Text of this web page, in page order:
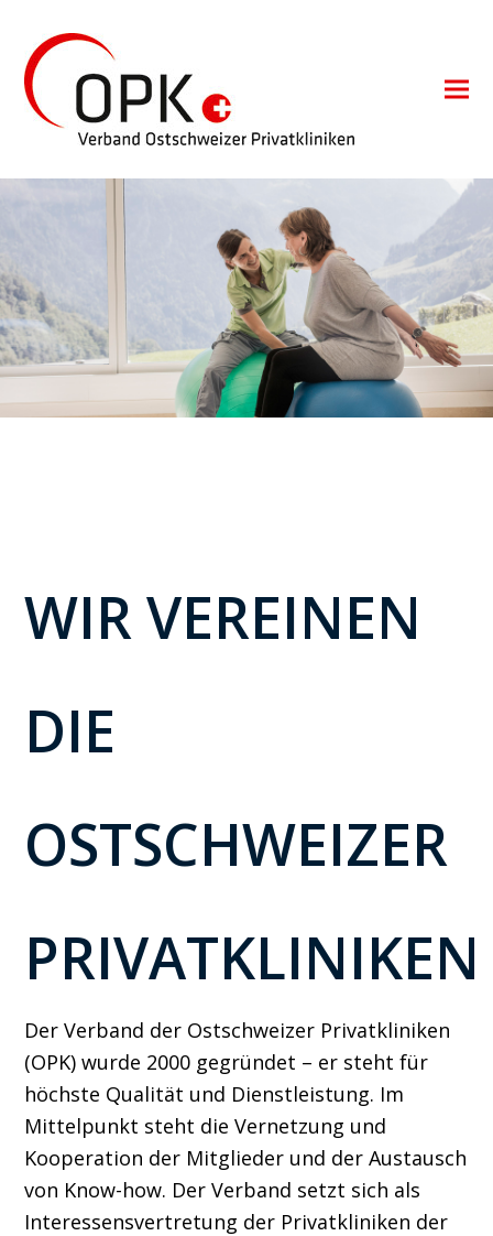
WIR VEREINEN
DIE
OSTSCHWEIZER
PRIVATKLINIKEN
Der Verband der Ostschweizer Privatkliniken
(OPK) wurde 2000 gegründet – er steht für
höchste Qualität und Dienstleistung. Im
Mittelpunkt steht die Vernetzung und
Kooperation der Mitglieder und der Austausch
von Know-how. Der Verband setzt sich als
Interessensvertretung der Privatkliniken der